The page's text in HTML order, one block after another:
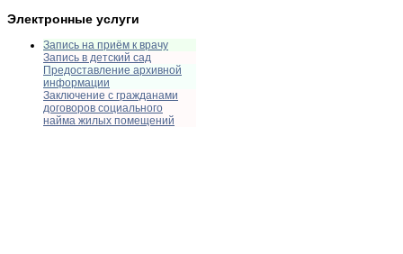
Электронные услуги
Запись на приём к врачу
Запись в детский сад
Предоставление архивной
информации
Заключение с гражданами
договоров социального
найма жилых помещений